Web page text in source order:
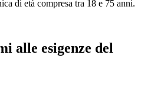
di età compresa tra 18 e 75 anni.
alle esigenze del